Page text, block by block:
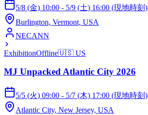
5/8 (金) 10:00 - 5/9 (土) 16:00 (現地時刻)
Burlington, Vermont, USA
NECANN
ExhibitionOffline🇺🇸 US
MJ Unpacked Atlantic City 2026
5/5 (火) 09:00 - 5/7 (木) 17:00 (現地時刻)
Atlantic City, New Jersey, USA